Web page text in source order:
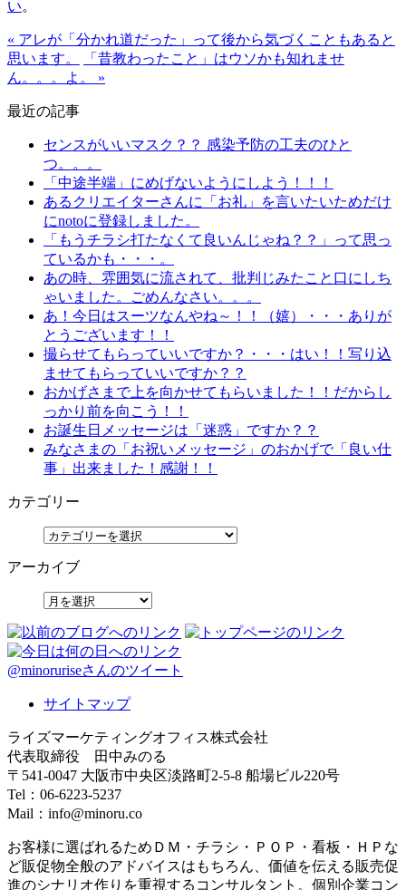
い。
« アレが「分かれ道だった」って後から気づくこともあると
思います。
「昔教わったこと」はウソかも知れませ
ん。。。よ。 »
最近の記事
センスがいいマスク？？ 感染予防の工夫のひと
つ。。。
「中途半端」にめげないようにしよう！！！
あるクリエイターさんに「お礼」を言いたいためだけ
にnotoに登録しました。
「もうチラシ打たなくて良いんじゃね？？」って思っ
ているかも・・・。
あの時、雰囲気に流されて、批判じみたこと口にしち
ゃいました。ごめんなさい。。。
あ！今日はスーツなんやね～！！（嬉）・・・ありが
とうございます！！
撮らせてもらっていいですか？・・・はい！！写り込
ませてもらっていいですか？？
おかげさまで上を向かせてもらいました！！だからし
っかり前を向こう！！
お誕生日メッセージは「迷惑」ですか？？
みなさまの「お祝いメッセージ」のおかげで「良い仕
事」出来ました！感謝！！
カテゴリー
アーカイブ
@minoruriseさんのツイート
サイトマップ
ライズマーケティングオフィス株式会社
代表取締役 田中みのる
〒541-0047 大阪市中央区淡路町2-5-8 船場ビル220号
Tel：06-6223-5237
Mail：info@minoru.co
お客様に選ばれるためＤＭ・チラシ・ＰＯＰ・看板・ＨＰな
ど販促物全般のアドバイスはもちろん、価値を伝える販売促
進のシナリオ作りを重視するコンサルタント。個別企業コン